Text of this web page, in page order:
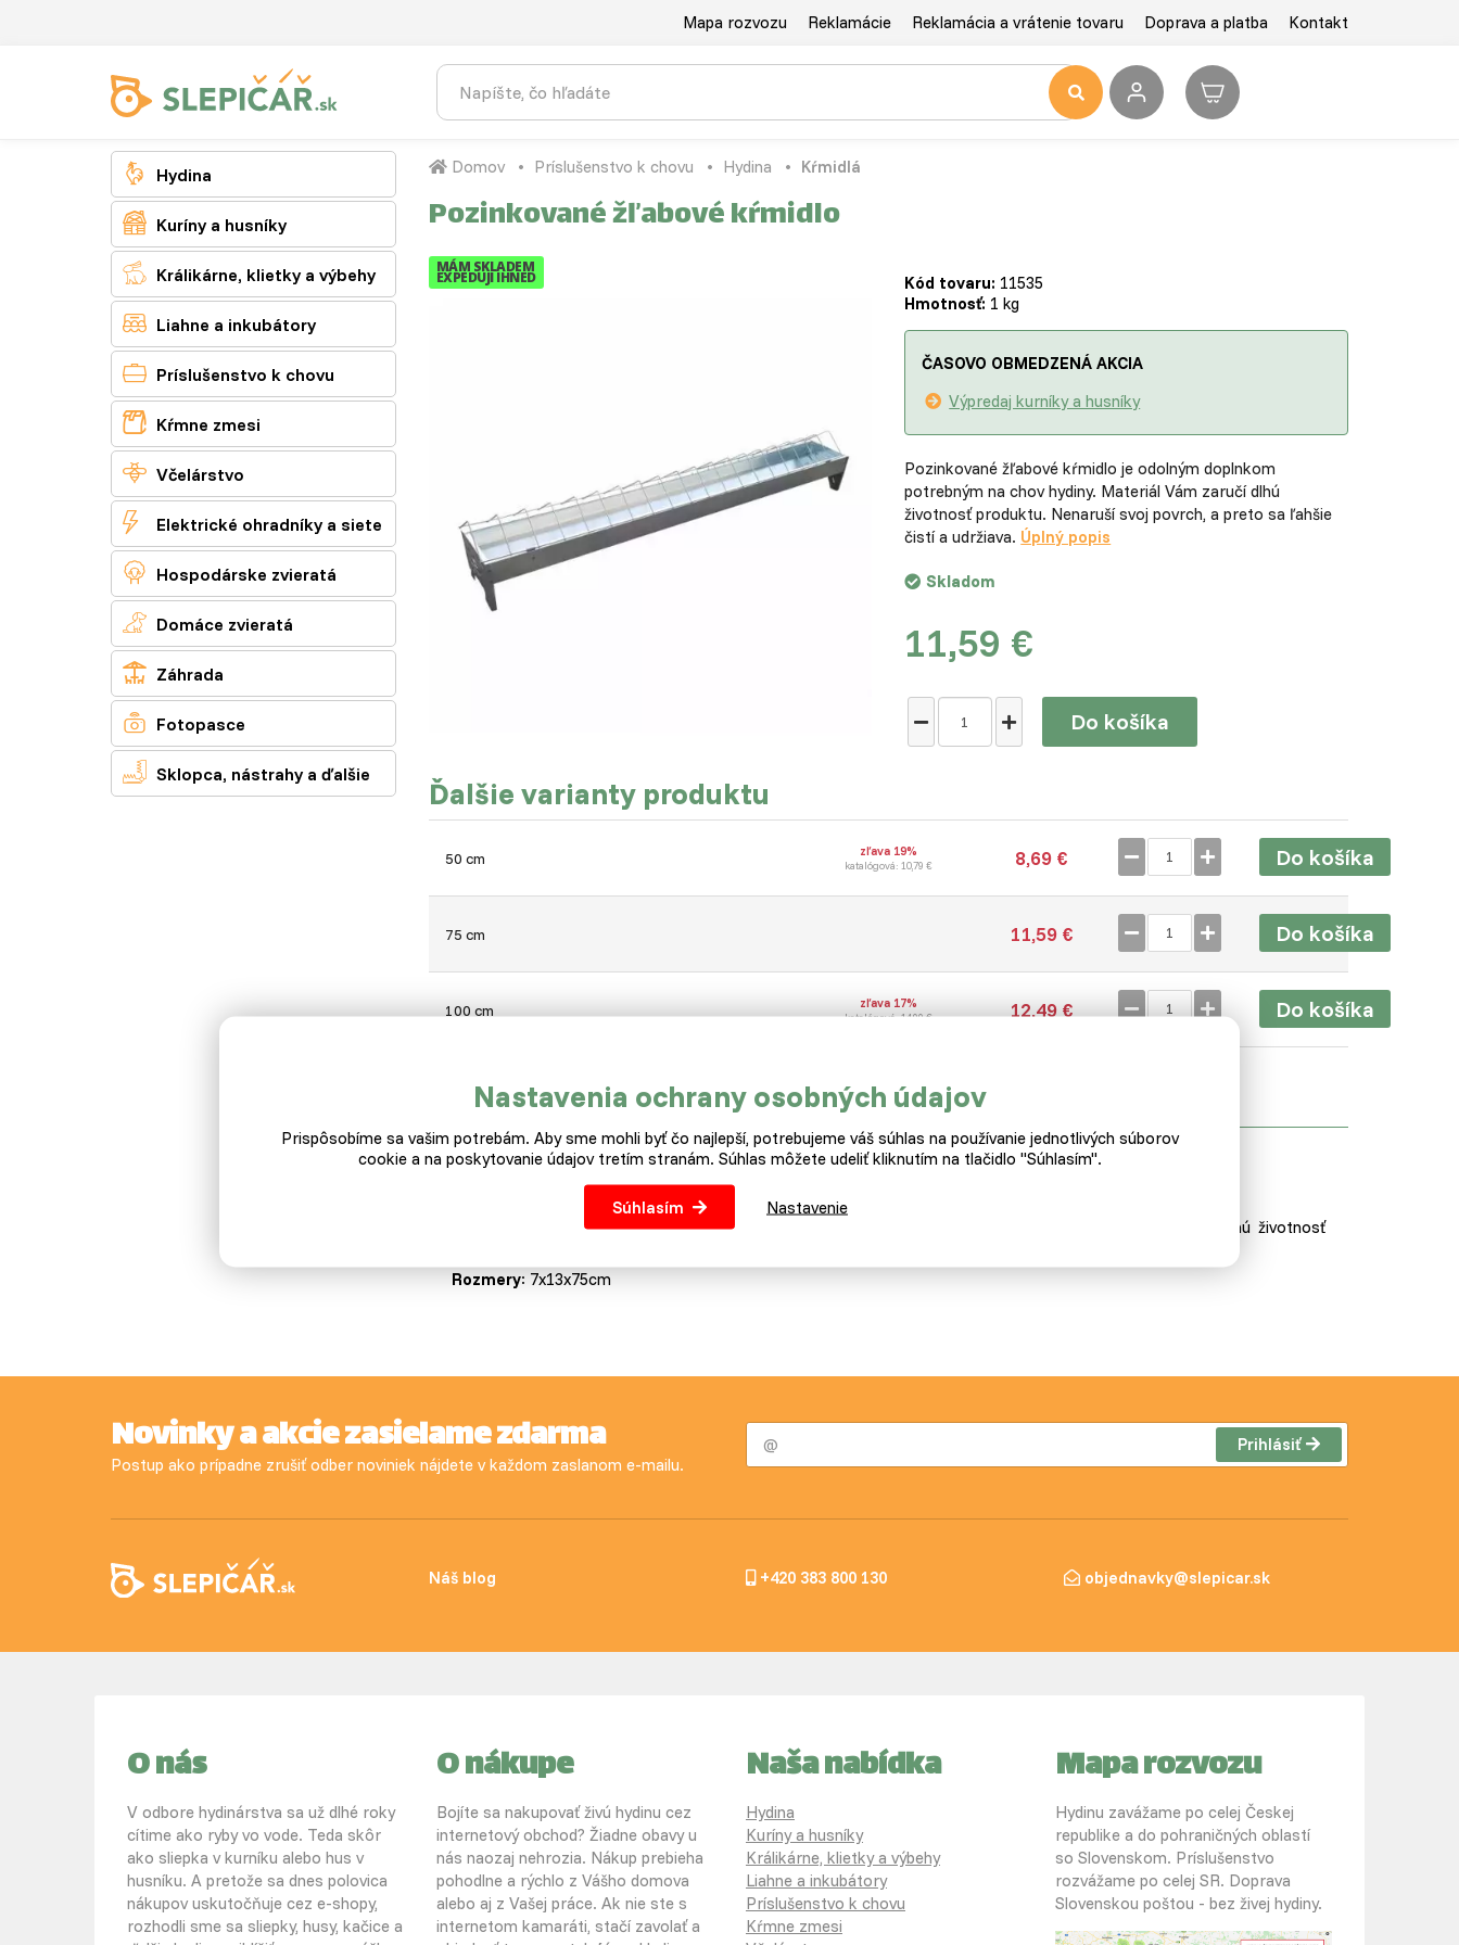
Mapa rozvozu Reklamácie Reklamácia a vrátenie tovaru Doprava a platba Kontakt
 Hydina
 Kuríny a husníky
 Králikárne, klietky a výbehy
 Liahne a inkubátory
 Príslušenstvo k chovu
 Kŕmne zmesi
 Včelárstvo
 Elektrické ohradníky a siete
 Hospodárske zvieratá
 Domáce zvieratá
 Záhrada
 Fotopasce
 Sklopca, nástrahy a ďalšie
Domov Príslušenstvo k chovu Hydina Kŕmidlá
Pozinkované žľabové kŕmidlo
MÁM SKLADEM
EXPEDUJI IHNED Kód tovaru: 11535
Hmotnosť: 1 kg
ČASOVO OBMEDZENÁ AKCIA
Výpredaj kurníky a husníky
Pozinkované žľabové kŕmidlo je odolným doplnkom
potrebným na chov hydiny. Materiál Vám zaručí dlhú
životnosť produktu. Nenaruší svoj povrch, a preto sa ľahšie
čistí a udržiava. Úplný popis
Skladom
11,59 €
Do košíka
Ďalšie varianty produktu
50 cm zľava 19%
katalógová: 10,79 € 8,69 € Do košíka
75 cm 11,59 € Do košíka
100 cm zľava 17%
katalógová: 14,99 € 12,49 € Do košíka
Popis Parametre
Pozinkované žľabové krmítko 75 cm
Pozinkované žľabové kŕmidlo je odolným doplnkom potrebným na chov hydiny. Materiál Vám zaručí dlhú životnosť
Rozmery: 7x13x75cm
Novinky a akcie zasielame zdarma
Postup ako prípadne zrušiť odber noviniek nájdete v každom zaslanom e-mailu.
Prihlásiť
Náš blog +420 383 800 130 objednavky@slepicar.sk
O nás
V odbore hydinárstva sa už dlhé roky
cítime ako ryby vo vode. Teda skôr
ako sliepka v kurníku alebo hus v
husníku. A pretože sa dnes polovica
nákupov uskutočňuje cez e-shopy,
rozhodli sme sa sliepky, husy, kačice a
O nákupe
Bojíte sa nakupovať živú hydinu cez
internetový obchod? Žiadne obavy u
nás naozaj nehrozia. Nákup prebieha
pohodlne a rýchlo z Vášho domova
alebo aj z Vašej práce. Ak nie ste s
internetom kamaráti, stačí zavolať a
Naša nabídka
Hydina
Kuríny a husníky
Králikárne, klietky a výbehy
Liahne a inkubátory
Príslušenstvo k chovu
Kŕmne zmesi
Mapa rozvozu
Hydinu zavážame po celej Českej
republike a do pohraničných oblastí
so Slovenskom. Príslušenstvo
rozvážame po celej SR. Doprava
Slovenskou poštou - bez živej hydiny.
Nastavenia ochrany osobných údajov
Prispôsobíme sa vašim potrebám. Aby sme mohli byť čo najlepší, potrebujeme váš súhlas na používanie jednotlivých súborov
cookie a na poskytovanie údajov tretím stranám. Súhlas môžete udeliť kliknutím na tlačidlo "Súhlasím".
Súhlasím Nastavenie